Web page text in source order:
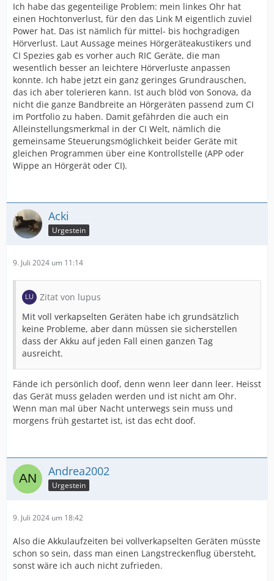
Ich habe das gegenteilige Problem: mein linkes Ohr hat
einen Hochtonverlust, für den das Link M eigentlich zuviel
Power hat. Das ist nämlich für mittel- bis hochgradigen
Hörverlust. Laut Aussage meines Hörgeräteakustikers und
CI Spezies gab es vorher auch RIC Geräte, die man
wesentlich besser an leichtere Hörverluste anpassen
konnte. Ich habe jetzt ein ganz geringes Grundrauschen,
das ich aber tolerieren kann. Ist auch blöd von Sonova, da
nicht die ganze Bandbreite an Hörgeräten passend zum CI
im Portfolio zu haben. Damit gefährden die auch ein
Alleinstellungsmerkmal in der CI Welt, nämlich die
gemeinsame Steuerungsmöglichkeit beider Geräte mit
gleichen Programmen über eine Kontrollstelle (APP oder
Wippe an Hörgerät oder CI).
Acki
Urgestein
9. Juli 2024 um 11:14
Zitat von lupus
Mit voll verkapselten Geräten habe ich grundsätzlich
keine Probleme, aber dann müssen sie sicherstellen
dass der Akku auf jeden Fall einen ganzen Tag
ausreicht.
Fände ich persönlich doof, denn wenn leer dann leer. Heisst
das Gerät muss geladen werden und ist nicht am Ohr.
Wenn man mal über Nacht unterwegs sein muss und
morgens früh gestartet ist, ist das echt doof.
Andrea2002
Urgestein
9. Juli 2024 um 18:42
Also die Akkulaufzeiten bei vollverkapselten Geräten müsste
schon so sein, dass man einen Langstreckenflug übersteht,
sonst wäre ich auch nicht zufrieden.